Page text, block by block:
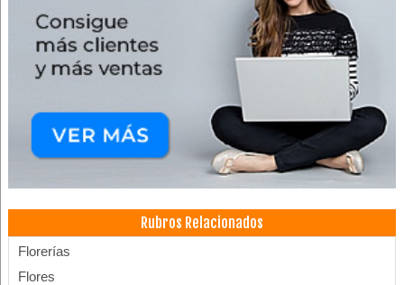
Rubros Relacionados
Florerías
Flores